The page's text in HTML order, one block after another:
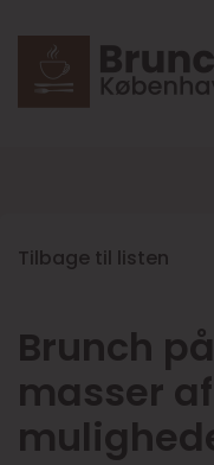
Tilbage til listen
Brunch
masser